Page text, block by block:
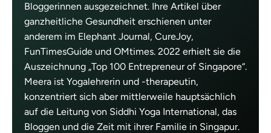
Bloggerinnen ausgezeichnet. Ihre Artikel über
ganzheitliche Gesundheit erschienen unter
anderem im Elephant Journal, CureJoy,
FunTimesGuide und OMtimes. 2022 erhielt sie die
Auszeichnung „Top 100 Entrepreneur of Singapore“.
Meera ist Yogalehrerin und -therapeutin,
konzentriert sich aber mittlerweile hauptsächlich
auf die Leitung von Siddhi Yoga International, das
Bloggen und die Zeit mit ihrer Familie in Singapur.